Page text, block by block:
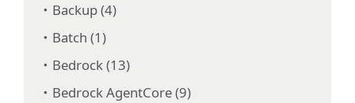
Backup (4)
Batch (1)
Bedrock (13)
Bedrock AgentCore (9)